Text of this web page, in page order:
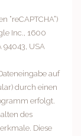
“reCAPTCHA”)
Inc., 1600
94043, USA
auf
durch einen
erfolgt.
des
Diese